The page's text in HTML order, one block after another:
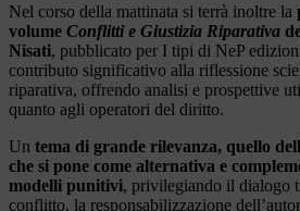
Nel corso della mattinata si terrà inoltre la
volume Conflitti e Giustizia Riparativa
Nisati, pubblicato per I tipi di NeP
contributo significativo alla riflessione
riparativa, offrendo analisi e prospettive
quanto agli operatori del diritto.
Un tema di grande rilevanza, quello
che si pone come alternativa e
modelli punitivi, privilegiando il dialogo
conflitto, la responsabilizzazione